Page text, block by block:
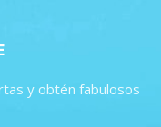
y obtén fabulosos